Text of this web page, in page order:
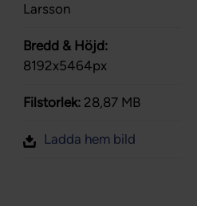
Larsson
Bredd & Höjd:
8192x5464px
Filstorlek: 28,87 MB
Ladda hem bild